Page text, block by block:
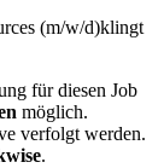
(m/w/d)klingt
für diesen Job
möglich.
verfolgt werden.
.